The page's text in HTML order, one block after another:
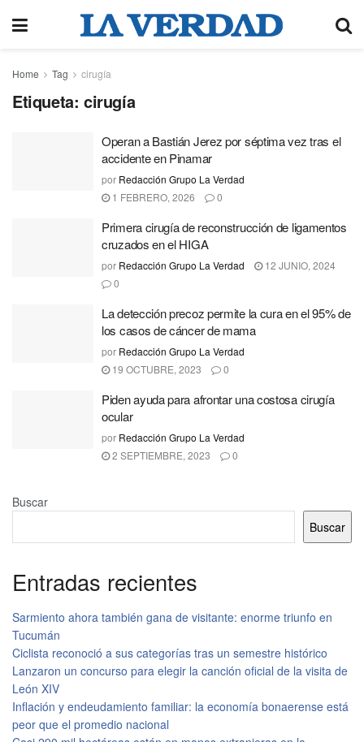
Home Tag cirugía
Etiqueta: cirugía
Operan a Bastián Jerez por séptima vez tras el
accidente en Pinamar
por Redacción Grupo La Verdad
1 FEBRERO, 2026
0
Primera cirugía de reconstrucción de ligamentos
cruzados en el HIGA
por Redacción Grupo La Verdad
12 JUNIO, 2024
0
La detección precoz permite la cura en el 95% de
los casos de cáncer de mama
por Redacción Grupo La Verdad
19 OCTUBRE, 2023
0
Piden ayuda para afrontar una costosa cirugía
ocular
por Redacción Grupo La Verdad
2 SEPTIEMBRE, 2023
0
Buscar
Buscar
Entradas recientes
Sarmiento ahora también gana de visitante: enorme triunfo en
Tucumán
Ciclista reconoció a sus categorías tras un semestre histórico
Lanzaron un concurso para elegir la canción oficial de la visita de
León XIV
Inflación y endeudamiento familiar: la economía bonaerense está
peor que el promedio nacional